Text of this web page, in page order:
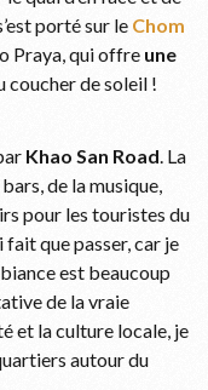
porté sur le Chom
Praya, qui offre une
coucher de soleil !
Khao San Road. La
de la musique,
pour les touristes du
fait que passer, car je
est beaucoup
de la vraie
et la culture locale, je
autour du